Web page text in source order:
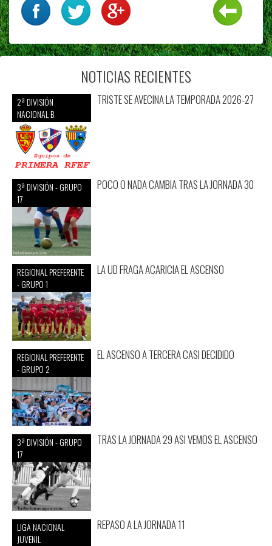
NOTICIAS RECIENTES
2ª DIVISIÓN
NACIONAL B
TRISTE SE AVECINA LA TEMPORADA 2026-27
3ª DIVISIÓN - GRUPO
17
POCO O NADA CAMBIA TRAS LA JORNADA 30
REGIONAL PREFERENTE
- GRUPO 1
LA UD FRAGA ACARICIA EL ASCENSO
REGIONAL PREFERENTE
- GRUPO 2
EL ASCENSO A TERCERA CASI DECIDIDO
3ª DIVISIÓN - GRUPO
17
TRAS LA JORNADA 29 ASI VEMOS EL ASCENSO
LIGA NACIONAL
JUVENIL
REPASO A LA JORNADA 11